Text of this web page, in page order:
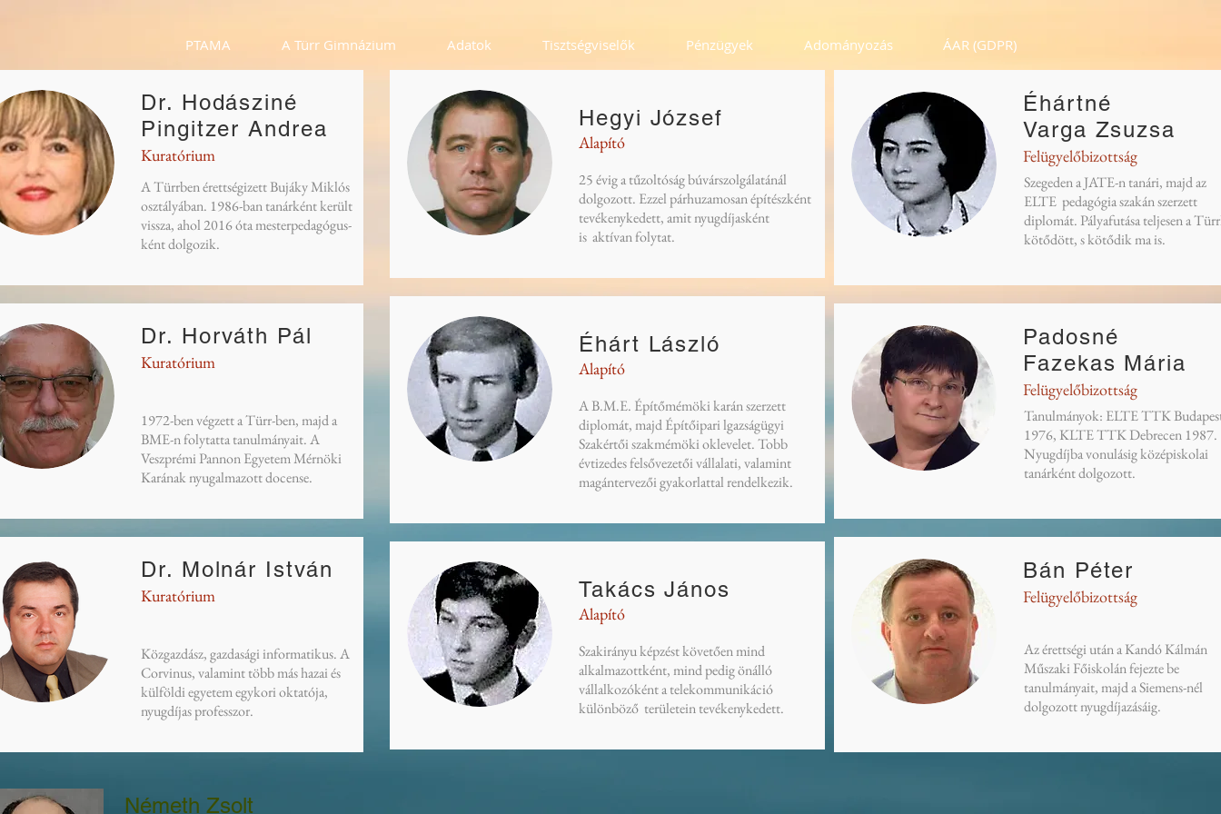
PTAMA A Türr Gimnázium Adatok Tisztségviselők Pénzügyek Adományozás ÁAR (GDPR)
Dr. Hodásziné
Pingitzer Andrea
Kuratórium
A Türrben érettségizett Bujáky Miklós
osztályában. 1986-ban tanárként került
vissza, ahol 2016 óta mesterpedagógus-
ként dolgozik.
Dr. Horváth Pál
Kuratórium
1972-ben végzett a Türr-ben, majd a
BME-n folytatta tanulmányait. A
Veszprémi Pannon Egyetem Mérnöki
Karának nyugalmazott docense.
Dr. Molnár István
Kuratórium
Közgazdász, gazdasági informatikus. A
Corvinus, valamint több más hazai és
külföldi egyetem egykori oktatója,
nyugdíjas professzor.
Hegyi József
Alapító
25 évig a tűzoltóság búvárszolgálatánál
dolgozott. Ezzel párhuzamosan építészként
tevékenykedett, amit nyugdíjasként
is aktívan folytat.
Éhárt László
Alapító
A B.M.E. Építőmémöki karán szerzett
diplomát, majd Építőipari lgazságügyi
Szakértői szakmémöki oklevelet. Tobb
évtizedes felsővezetői vállalati, valamint
magántervezői gyakorlattal rendelkezik.
Takács János
Alapító
Szakirányu képzést követően mind
alkalmazottként, mind pedig önálló
vállalkozóként a telekommunikáció
különböző területein tevékenykedett.
Éhártné
Varga Zsuzsa
Felügyelőbizottság
Szegeden a JATE-n tanári, majd az
ELTE pedagógia szakán szerzett
diplomát. Pályafutása teljesen a
kötődött, s kötődik ma is.
Padosné
Fazekas Mária
Felügyelőbizottság
Tanulmányok: ELTE TTK
1976, KLTE TTK Debrecen 1987.
Nyugdíjba vonulásig középiskolai
tanárként dolgozott.
Bán Péter
Felügyelőbizottság
Az érettségi után a Kandó Kálmán
Műszaki Főiskolán fejezte be
tanulmányait, majd a Siemens-nél
dolgozott nyugdíjazásáig.
Németh Zsolt